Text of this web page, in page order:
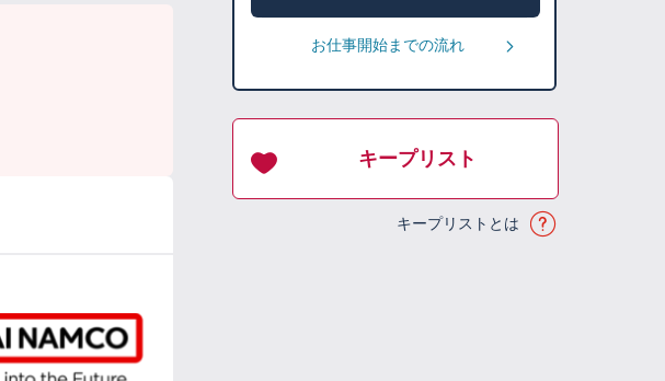
お仕事開始までの流れ
キープリスト
キープリストとは